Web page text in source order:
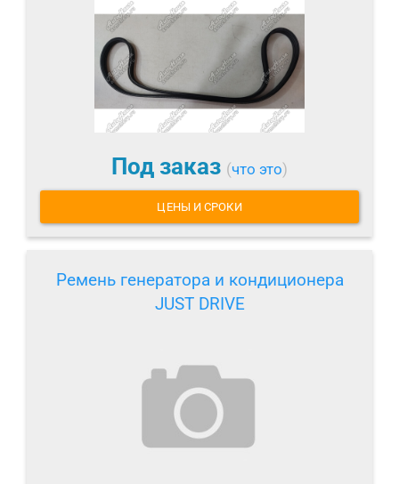
Под заказ (что это)
ЦЕНЫ И СРОКИ
Ремень генератора и кондиционера
JUST DRIVE